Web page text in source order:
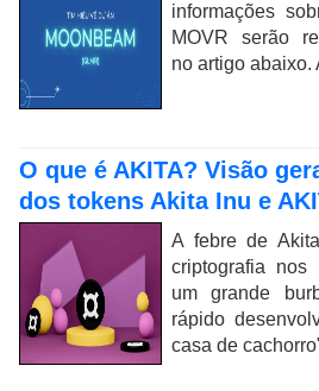
informações
MOVR serão
no artigo abaixo.
O que é AKITA? Visão
dos tokens Akita Inu e
A febre de
criptografia nos
um grande
rápido
casa de